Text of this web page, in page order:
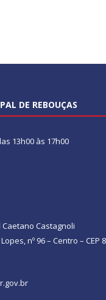
DE REBOUÇAS
13h00 às 17h00
Castagnoli
nº 96 – Centro – CEP